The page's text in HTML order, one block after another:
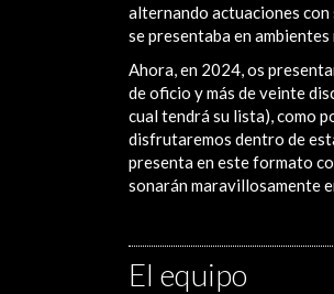
alternando actuaciones con
se presentaba en ambientes
Ahora, en 2024, os
de oficio y más de veinte
cual tendrá su lista), como
disfrutaremos dentro de
presenta en este formato
sonarán maravillosamente
El equipo